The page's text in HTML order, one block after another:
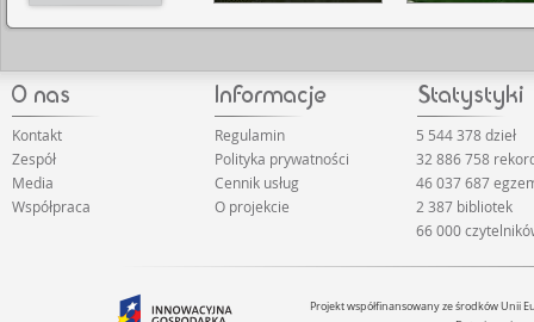
Kontakt
Zespół
Media
Współpraca
Regulamin
Polityka prywatności
Cennik usług
O projekcie
5 544 378 dzieł
32 886 758
46 037 687
2 387 bibliotek
66 000
Projekt współfinansowany ze środków Unii